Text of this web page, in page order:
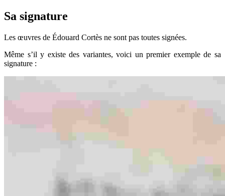
Sa signature
Les œuvres de Édouard Cortès ne sont pas toutes signées.
Même s’il y existe des variantes, voici un premier exemple de sa
signature :